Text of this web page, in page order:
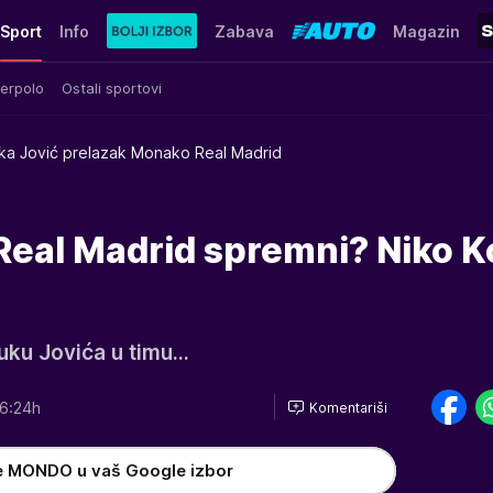
Sport
Ostali sportovi
Info Zabava Magazin
Jović prelazak Monako Real Madrid
Madrid spremni? Niko
Jovića u timu…
Komentariši
MONDO u vaš Google izbor